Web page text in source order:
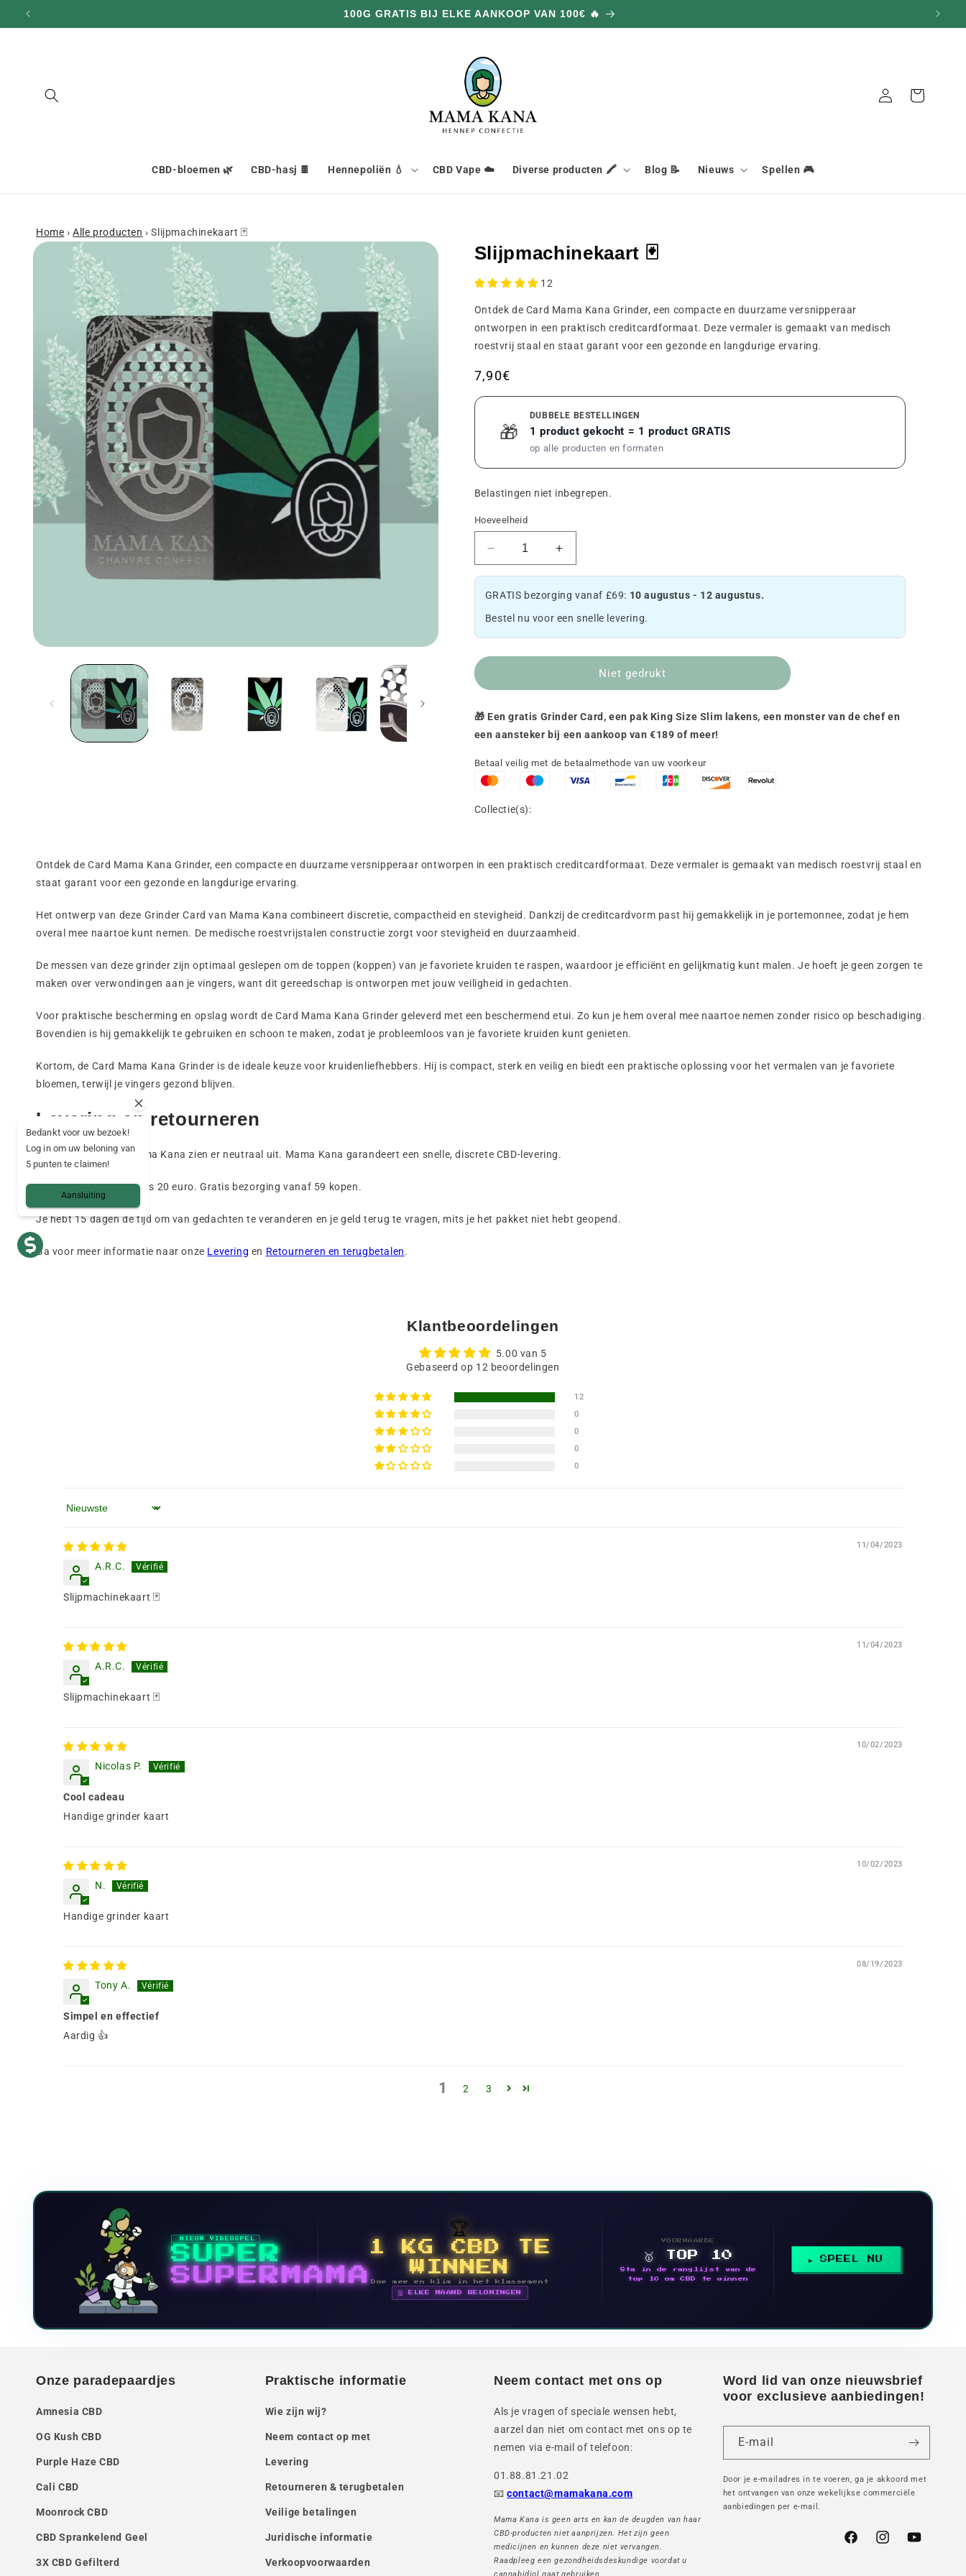
doorgaan
naar
DUBBELE BESTELLINGEN OP DE HELE WEBSITE 🎁
CBD-bloemen 🌿 CBD-hasj 🍫 Hennepoliën 💧 CBD Vape ☁️ Diverse producten 🖍️ Blog 📝 Nieuws Spellen 🎮
AansluitingMand
Home › Alle producten › Slijpmachinekaart 🃏
Ga naar
productinformatie
modaal
Slijpmachinekaart 🃏
12
Ontdek de Card Mama Kana Grinder, een compacte en duurzame versnipperaar
ontworpen in een praktisch creditcardformaat. Deze vermaler is gemaakt van medisch
roestvrij staal en staat garant voor een gezonde en langdurige ervaring.
Gebruikelijke
prijs
7,90€
🎁
DUBBELE BESTELLINGEN
1 product gekocht = 1 product GRATIS
op alle producten en formaten
Belastingen niet inbegrepen.
Hoeveelheid
Verminder
de
Grinder
Card
Verhoog
de
Grinder
Card
GRATIS bezorging vanaf £69: 10 augustus - 12 augustus.
Bestel nu voor een snelle levering.
Niet gedrukt
🎁 Een gratis Grinder Card, een pak King Size Slim lakens, een monster van de chef en
een aansteker bij een aankoop van €189 of meer!
Betaal veilig met de betaalmethode van uw voorkeur
Collectie(s):
Ontdek de Card Mama Kana Grinder, een compacte en duurzame versnipperaar ontworpen in een praktisch creditcardformaat. Deze vermaler is gemaakt van medisch roestvrij staal en
staat garant voor een gezonde en langdurige ervaring.
Het ontwerp van deze Grinder Card van Mama Kana combineert discretie, compactheid en stevigheid. Dankzij de creditcardvorm past hij gemakkelijk in je portemonnee, zodat je hem
overal mee naartoe kunt nemen. De medische roestvrijstalen constructie zorgt voor stevigheid en duurzaamheid.
De messen van deze grinder zijn optimaal geslepen om de toppen (koppen) van je favoriete kruiden te raspen, waardoor je efficiënt en gelijkmatig kunt malen. Je hoeft je geen zorgen te
maken over verwondingen aan je vingers, want dit gereedschap is ontworpen met jouw veiligheid in gedachten.
Voor praktische bescherming en opslag wordt de Card Mama Kana Grinder geleverd met een beschermend etui. Zo kun je hem overal mee naartoe nemen zonder risico op beschadiging.
Bovendien is hij gemakkelijk te gebruiken en schoon te maken, zodat je probleemloos van je favoriete kruiden kunt genieten.
Kortom, de Card Mama Kana Grinder is de ideale keuze voor kruidenliefhebbers. Hij is compact, sterk en veilig en biedt een praktische oplossing voor het vermalen van je favoriete
bloemen, terwijl je vingers gezond blijven.
Levering en retourneren
Alle pakketten van Mama Kana zien er neutraal uit. Mama Kana garandeert een snelle, discrete CBD-levering.
De minimale bestelling is 20 euro. Gratis bezorging vanaf 59 kopen.
Je hebt 15 dagen de tijd om van gedachten te veranderen en je geld terug te vragen, mits je het pakket niet hebt geopend.
Ga voor meer informatie naar onze Levering en Retourneren en terugbetalen.
Klantbeoordelingen
5.00 van 5
Gebaseerd op 12 beoordelingen
12
0
0
0
0
Sorteren op
11/04/2023
A.R.C.
Slijpmachinekaart 🃏
11/04/2023
A.R.C.
Slijpmachinekaart 🃏
10/02/2023
Nicolas P.
Cool cadeau
Handige grinder kaart
10/02/2023
N.
Handige grinder kaart
08/19/2023
Tony A.
Simpel en effectief
Aardig 👍
1 2 3
NIEUW VIDEOSPEL
SUPER
SUPERMAMA
🏆
1 KG CBD TE
WINNEN
Doe mee en klim in het klassement
🗓 ELKE MAAND BELONINGEN
VOORWAARDE
🥇 TOP 10
Sta in de ranglijst van de
top 10 om CBD te winnen
SPEEL NU
Onze paradepaardjes
Amnesia CBD
OG Kush CBD
Purple Haze CBD
Cali CBD
Moonrock CBD
CBD Sprankelend Geel
3X CBD Gefilterd
Praktische informatie
Wie zijn wij?
Neem contact op met
Levering
Retourneren & terugbetalen
Veilige betalingen
Juridische informatie
Verkoopvoorwaarden
Neem contact met ons op
Als je vragen of speciale wensen hebt,
aarzel dan niet om contact met ons op te
nemen via e-mail of telefoon:
01.88.81.21.02
📧contact@mamakana.com
Mama Kana is geen arts en kan de deugden van haar
CBD-producten niet aanprijzen. Het zijn geen
medicijnen en kunnen deze niet vervangen.
Raadpleeg een gezondheidsdeskundige voordat u
Word lid van onze nieuwsbrief
voor exclusieve aanbiedingen!
E-mail
Door je e-mailadres in te voeren, ga je akkoord met
het ontvangen van onze wekelijkse commerciële
aanbiedingen per e-mail.
FacebookInstagramYouTube
Bedankt voor uw bezoek!
Log in om uw beloning van
5 punten te claimen!
Aansluiting